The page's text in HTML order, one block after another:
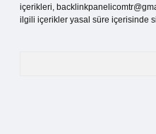
içerikleri,
ilgili içerikler yasal süre içerisinde